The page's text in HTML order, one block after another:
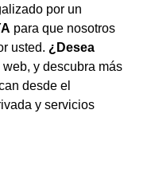
por un
para que nosotros
usted. ¿Desea
y descubra más
desde el
y servicios